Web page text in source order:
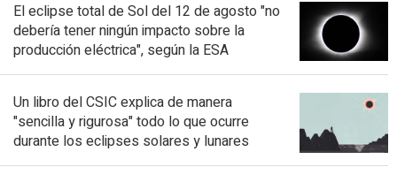
El eclipse total de Sol del 12 de agosto "no
debería tener ningún impacto sobre la
producción eléctrica", según la ESA
Un libro del CSIC explica de manera
"sencilla y rigurosa" todo lo que ocurre
durante los eclipses solares y lunares